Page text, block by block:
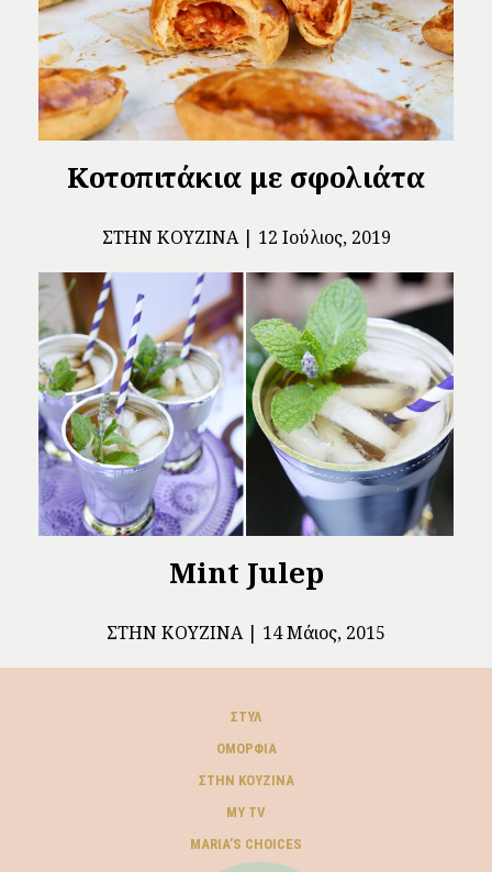
Κοτοπιτάκια με σφολιάτα
ΣΤΗΝ ΚΟΥΖΊΝΑ 12 Ιούλιος, 2019
Mint Julep
ΣΤΗΝ ΚΟΥΖΊΝΑ 14 Μάιος, 2015
ΣΤΥΛ
ΟΜΟΡΦΙΆ
ΣΤΗΝ ΚΟΥΖΊΝΑ
MY TV
ΜARIA’S CHOICES